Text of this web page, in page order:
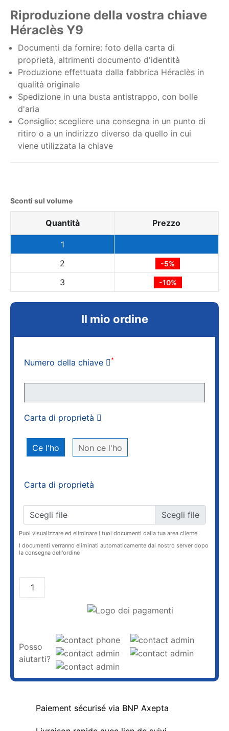
Riproduzione della vostra chiave
Héraclès Y9
Documenti da fornire: foto della carta di
proprietà, altrimenti documento d'identità
Produzione effettuata dalla fabbrica Héraclès in
qualità originale
Spedizione in una busta antistrappo, con bolle
d'aria
Consiglio: scegliere una consegna in un punto di
ritiro o a un indirizzo diverso da quello in cui
viene utilizzata la chiave
Sconti sul volume
Quantità Prezzo
1
2
-5%
3 -10%
Il mio ordine
Numero della chiave *
Carta di proprietà
Ce l'ho Non ce l'ho
Carta di proprietà
Scegli file
Puoi visualizzare ed eliminare i tuoi documenti dalla tua area cliente
I documenti verranno eliminati automaticamente dal nostro server dopo
la consegna dell'ordine
Posso
aiutarti?
Paiement sécurisé via BNP Axepta